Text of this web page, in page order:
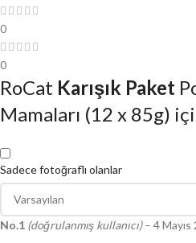
0
0
RoCat Karışık Paket
Mamaları (12 x 85g)
Sadece fotoğraflı olanlar
No.1 (doğrulanmış kullanıcı) – 4 Mayıs